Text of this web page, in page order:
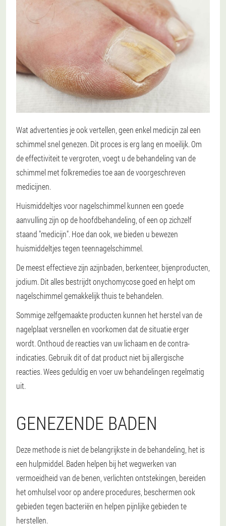
Wat advertenties je ook vertellen, geen enkel medicijn zal een
schimmel snel genezen. Dit proces is erg lang en moeilijk. Om
de effectiviteit te vergroten, voegt u de behandeling van de
schimmel met folkremedies toe aan de voorgeschreven
medicijnen.
Huismiddeltjes voor nagelschimmel kunnen een goede
aanvulling zijn op de hoofdbehandeling, of een op zichzelf
staand "medicijn". Hoe dan ook, we bieden u bewezen
huismiddeltjes tegen teennagelschimmel.
De meest effectieve zijn azijnbaden, berkenteer, bijenproducten,
jodium. Dit alles bestrijdt onychomycose goed en helpt om
nagelschimmel gemakkelijk thuis te behandelen.
Sommige zelfgemaakte producten kunnen het herstel van de
nagelplaat versnellen en voorkomen dat de situatie erger
wordt. Onthoud de reacties van uw lichaam en de contra-
indicaties. Gebruik dit of dat product niet bij allergische
reacties. Wees geduldig en voer uw behandelingen regelmatig
uit.
GENEZENDE BADEN
Deze methode is niet de belangrijkste in de behandeling, het is
een hulpmiddel. Baden helpen bij het wegwerken van
vermoeidheid van de benen, verlichten ontstekingen, bereiden
het omhulsel voor op andere procedures, beschermen ook
gebieden tegen bacteriën en helpen pijnlijke gebieden te
herstellen.